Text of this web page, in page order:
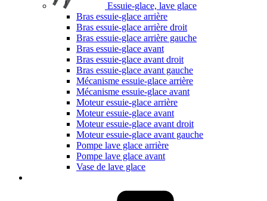
Essuie-glace, lave glace
Bras essuie-glace arrière
Bras essuie-glace arrière droit
Bras essuie-glace arrière gauche
Bras essuie-glace avant
Bras essuie-glace avant droit
Bras essuie-glace avant gauche
Mécanisme essuie-glace arrière
Mécanisme essuie-glace avant
Moteur essuie-glace arrière
Moteur essuie-glace avant
Moteur essuie-glace avant droit
Moteur essuie-glace avant gauche
Pompe lave glace arrière
Pompe lave glace avant
Vase de lave glace